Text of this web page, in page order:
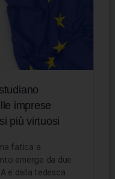
imprese
più virtuosi
fatica a
emerge da due
e dalla tedesca